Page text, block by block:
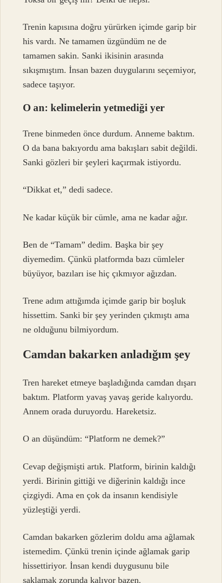
Trenin kapısına doğru yürürken içimde garip bir
his vardı. Ne tamamen üzgündüm ne de
tamamen sakin. Sanki ikisinin arasında
sıkışmıştım. İnsan bazen duygularını seçemiyor,
sadece taşıyor.
O an: kelimelerin yetmediği yer
Trene binmeden önce durdum. Anneme baktım.
O da bana bakıyordu ama bakışları sabit değildi.
Sanki gözleri bir şeyleri kaçırmak istiyordu.
“Dikkat et,” dedi sadece.
Ne kadar küçük bir cümle, ama ne kadar ağır.
Ben de “Tamam” dedim. Başka bir şey
diyemedim. Çünkü platformda bazı cümleler
büyüyor, bazıları ise hiç çıkmıyor ağızdan.
Trene adım attığımda içimde garip bir boşluk
hissettim. Sanki bir şey yerinden çıkmıştı ama
ne olduğunu bilmiyordum.
Camdan bakarken anladığım şey
Tren hareket etmeye başladığında camdan dışarı
baktım. Platform yavaş yavaş geride kalıyordu.
Annem orada duruyordu. Hareketsiz.
O an düşündüm: “Platform ne demek?”
Cevap değişmişti artık. Platform, birinin kaldığı
yerdi. Birinin gittiği ve diğerinin kaldığı ince
çizgiydi. Ama en çok da insanın kendisiyle
yüzleştiği yerdi.
Camdan bakarken gözlerim doldu ama ağlamak
istemedim. Çünkü trenin içinde ağlamak garip
hissettiriyor. İnsan kendi duygusunu bile
saklamak zorunda kalıyor bazen.